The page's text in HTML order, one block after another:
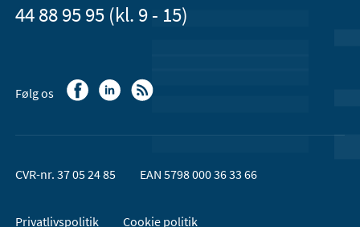
44 88 95 95 (kl. 9 - 15)
Følg os
CVR-nr. 37 05 24 85 EAN 5798 000 36 33 66
Privatlivspolitik Cookie politik